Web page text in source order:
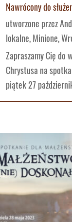
Nawrócony do
utworzone przez
lokalne,Minione,
Zapraszamy Cię do
Chrystusa na
piątek 27